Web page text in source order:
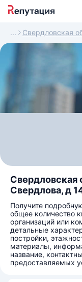
Свердловская
Свердловская
Свердлова, д
Получите
общее количество
организаций или
детальные
постройки,
материалы,
название,
предоставляемых